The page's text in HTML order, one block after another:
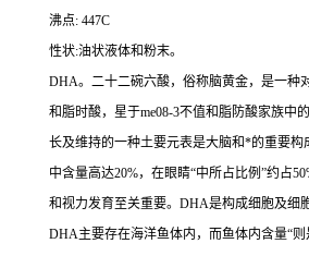
沸点: 447C
性状:油状液体和粉末。
DHA。二十二碗六酸，俗称脑黄金，是一种
和脂时酸，星于me08-3不值和脂防酸家族中
长及维持的一种土要元表是大脑和*的重要构
中含量高达20%，在眼睛“中所占比例”约占
和视力发育至关重要。DHA是构成细胞及细
DHA主要存在海洋鱼体内，而鱼体内含量“